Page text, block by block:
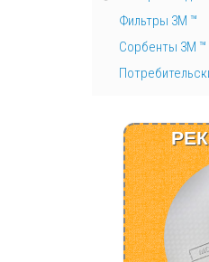
Фильтры 3М ™
Сорбенты 3М ™